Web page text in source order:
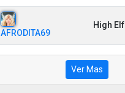
AFRODITA69
High Elf
Ver Mas